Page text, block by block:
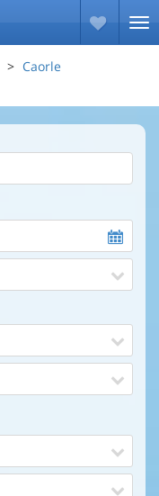
Caorle